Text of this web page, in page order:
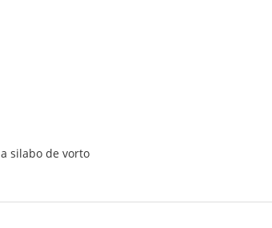
silabo de vorto